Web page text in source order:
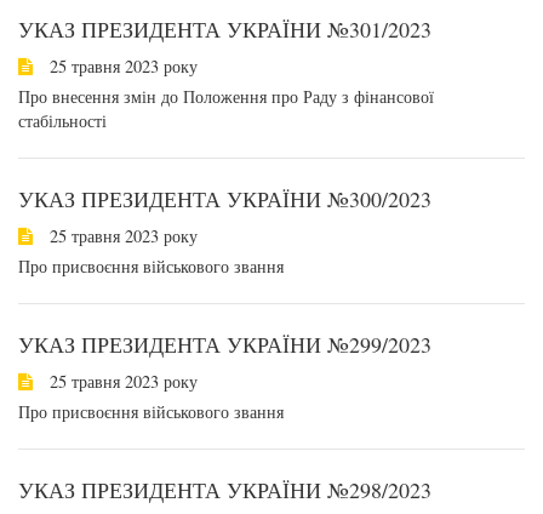
УКАЗ ПРЕЗИДЕНТА УКРАЇНИ №301/2023
25 травня 2023 року
Про внесення змін до Положення про Раду з фінансової
стабільності
УКАЗ ПРЕЗИДЕНТА УКРАЇНИ №300/2023
25 травня 2023 року
Про присвоєння військового звання
УКАЗ ПРЕЗИДЕНТА УКРАЇНИ №299/2023
25 травня 2023 року
Про присвоєння військового звання
УКАЗ ПРЕЗИДЕНТА УКРАЇНИ №298/2023